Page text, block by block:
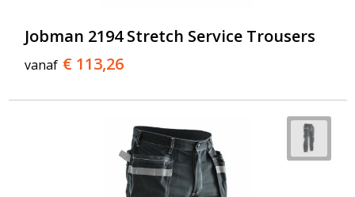
Jobman 2194 Stretch Service Trousers
vanaf € 113,26